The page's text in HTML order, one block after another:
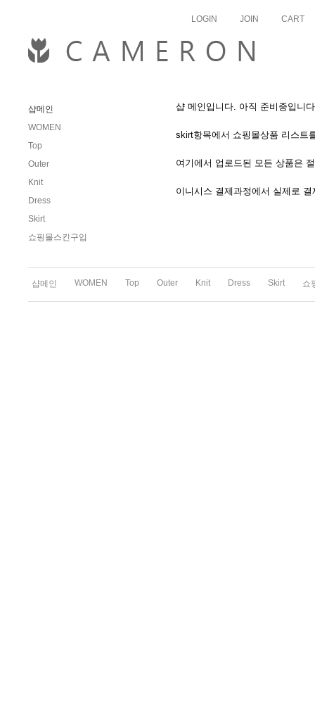
LOGIN
JOIN CART
샵메인
WOMEN
Top
Outer
Knit
Dress
Skirt
쇼핑몰스킨구입
샵 메인입니다. 아직 준비중입니
skirt항목에서 쇼핑몰상품 리스트
여기에서 업로드된 모든 상품은
이니시스 결제과정에서 실제로
샵메인 WOMEN Top Outer Knit Dress Skirt 쇼